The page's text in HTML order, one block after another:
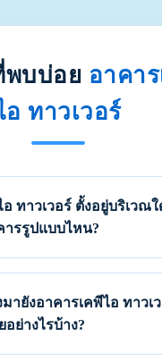
พบบ่อย อาคา
อ ทาวเวอร์
ทาวเวอร์ ตั้งอยู่บริเวณใ
ารรูปแบบไหน?
ายังอาคารเคพีไอ ทาวเ
ย่างไรบ้าง?